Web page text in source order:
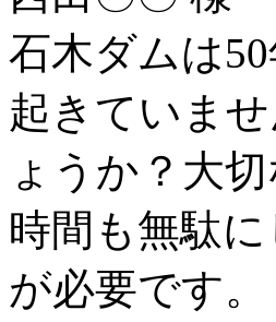
石木ダムは
起きていま
ょうか？大
時間も無駄
が必要です。